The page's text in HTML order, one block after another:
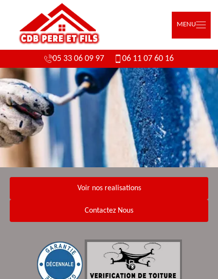
MENU
05 33 06 09 97 06 11 07 60 16
Voir nos realisations
Contactez Nous